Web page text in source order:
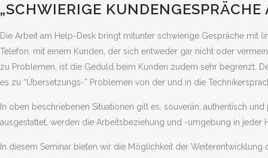
„SCHWIERIGE
Die Arbeit am Help-Desk bringt mitunter schwierige Gespräche mit
Telefon, mit einem Kunden, der sich entweder gar nicht oder
zu Problemen, ist die Geduld beim Kunden zudem sehr begrenzt.
es zu “Übersetzungs-” Problemen von der und in die
In oben beschriebenen Situationen gilt es, souverän, authentisch
ausgestattet, werden die Arbeitsbeziehung und -umgebung in jeder
In diesem Seminar bieten wir die Möglichkeit der